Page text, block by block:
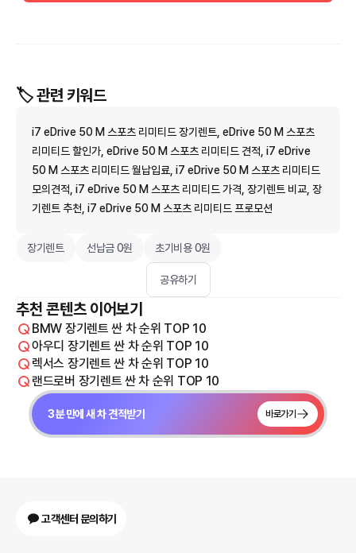
🏷️ 관련 키워드
i7 eDrive 50 M 스포츠 리미티드 장기렌트, eDrive 50 M 스포츠
리미티드 할인가, eDrive 50 M 스포츠 리미티드 견적, i7 eDrive
50 M 스포츠 리미티드 월납입료, i7 eDrive 50 M 스포츠 리미티드
모의견적, i7 eDrive 50 M 스포츠 리미티드 가격, 장기렌트 비교, 장
기렌트 추천, i7 eDrive 50 M 스포츠 리미티드 프로모션
장기렌트 선납금 0원 초기비용 0원
공유하기
추천 콘텐츠 이어보기
BMW 장기렌트 싼 차 순위 TOP 10
아우디 장기렌트 싼 차 순위 TOP 10
렉서스 장기렌트 싼 차 순위 TOP 10
랜드로버 장기렌트 싼 차 순위 TOP 10
3분 만에 새 차 견적받기 바로가기
고객센터 문의하기